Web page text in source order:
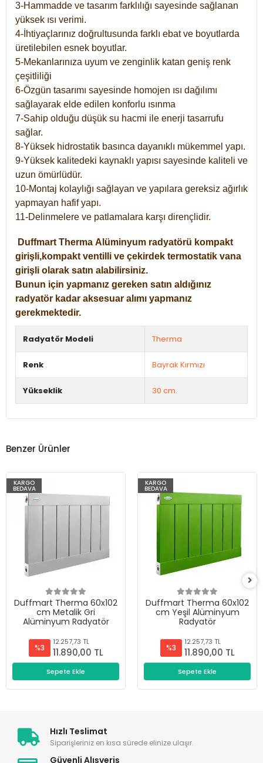
3-Hammadde ve tasarım farklılığı sayesinde sağlanan
yüksek ısı verimi.
4-İhtiyaçlarınız doğrultusunda farklı ebat ve boyutlarda
üretilebilen esnek boyutlar.
5-Mekanlarınıza uyum ve zenginlik katan geniş renk
çeşitliliği
6-Özgün tasarımı sayesinde homojen ısı dağılımı
sağlayarak elde edilen konforlu ısınma
7-Sahip olduğu düşük su hacmi ile enerji tasarrufu
sağlar.
8-Yüksek hidrostatik basınca dayanıklı mükemmel yapı.
9-Yüksek kalitedeki kaynaklı yapısı sayesinde kaliteli ve
uzun ömürlüdür.
10-Montaj kolaylığı sağlayan ve yapılara gereksiz ağırlık
yapmayan hafif yapı.
11-Delinmelere ve patlamalara karşı dirençlidir.
Duffmart Therma Alüminyum radyatörü kompakt
girişli,kompakt ventilli ve çekirdek termostatik vana
girişli olarak satın alabilirsiniz.
Bunun için yapmanız gereken satın aldığınız
radyatör kadar aksesuar alımı yapmanız
gerekmektedir.
Radyatör Modeli Therma
Renk Bayrak Kırmızı
Yükseklik 30 cm.
Benzer Ürünler
KARGO
BEDAVA
Duffmart Therma 60x102
cm Metalik Gri
Alüminyum Radyatör
%3
12.257,73 TL
11.890,00 TL
Sepete Ekle
KARGO
BEDAVA
Duffmart Therma 60x102
cm Yeşil Alüminyum
Radyatör
%3
12.257,73 TL
11.890,00 TL
Sepete Ekle
Hızlı Teslimat
Siparişleriniz en kısa sürede elinize ulaşır.
Güvenli Alışveriş